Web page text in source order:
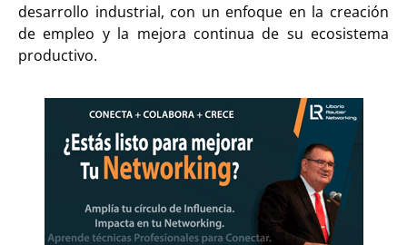
desarrollo industrial, con un enfoque en la creación
de empleo y la mejora continua de su ecosistema
productivo.